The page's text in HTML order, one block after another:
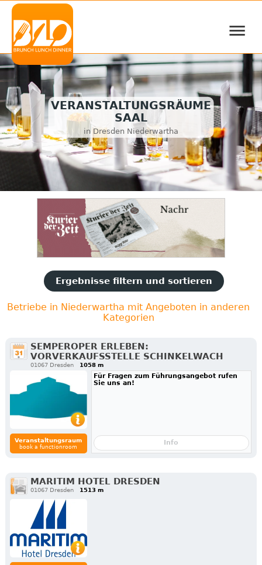
≡
VERANSTALTUNGSRÄUME
SAAL
in Dresden Niederwartha
Ergebnisse filtern und sortieren
Betriebe in Niederwartha mit Angeboten in anderen
Kategorien
SEMPEROPER ERLEBEN:
VORVERKAUFSSTELLE SCHINKELWACH
01067 Dresden 1058 m
Veranstaltungsraum
book a functionroom
Für Fragen zum Führungsangebot rufen
Sie uns an!
Info
MARITIM HOTEL DRESDEN
01067 Dresden 1513 m